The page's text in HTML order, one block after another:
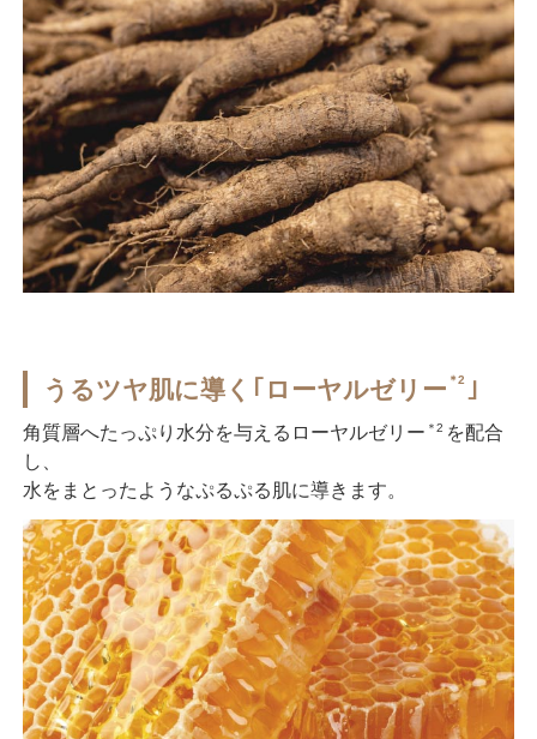
うるツヤ肌に導く｢ローヤルゼリー ＊2 ｣
角質層へたっぷり水分を与えるローヤルゼリー ＊2 を配合
し、
水をまとったようなぷるぷる肌に導きます。